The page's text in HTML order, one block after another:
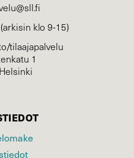
klo 9-15)
tilaajapalvelu
1